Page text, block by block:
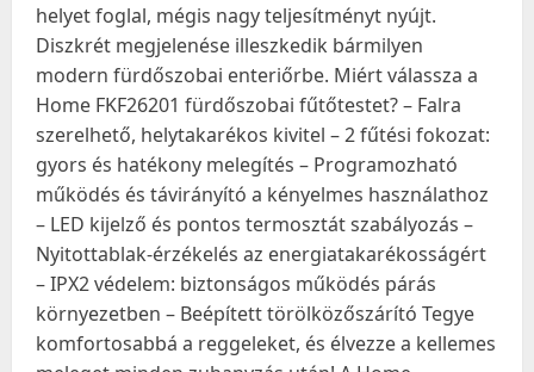
helyet foglal, mégis nagy teljesítményt nyújt.
Diszkrét megjelenése illeszkedik bármilyen
modern fürdőszobai enteriőrbe. Miért válassza a
Home FKF26201 fürdőszobai fűtőtestet? – Falra
szerelhető, helytakarékos kivitel – 2 fűtési fokozat:
gyors és hatékony melegítés – Programozható
működés és távirányító a kényelmes használathoz
– LED kijelző és pontos termosztát szabályozás –
Nyitottablak-érzékelés az energiatakarékosságért
– IPX2 védelem: biztonságos működés párás
környezetben – Beépített törölközőszárító Tegye
komfortosabbá a reggeleket, és élvezze a kellemes